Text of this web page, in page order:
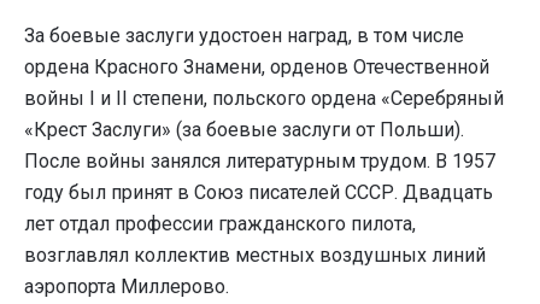
За боевые заслуги удостоен наград, в том числе
ордена Красного Знамени, орденов Отечественной
войны I и II степени, польского ордена «Серебряный
«Крест Заслуги» (за боевые заслуги от Польши).
После войны занялся литературным трудом. В 1957
году был принят в Союз писателей СССР. Двадцать
лет отдал профессии гражданского пилота,
возглавлял коллектив местных воздушных линий
аэропорта Миллерово.